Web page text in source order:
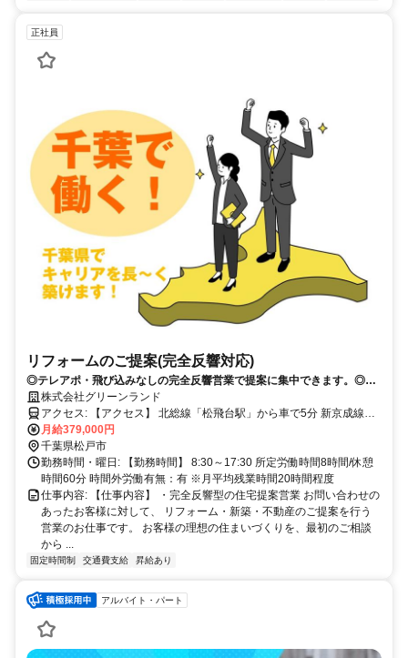
正社員
リフォームのご提案(完全反響対応)
◎テレアポ・飛び込みなしの完全反響営業で提案に集中できます。◎賞
与年4回＆前職給与保証あり！年収UPを目指せる環境です。◎年間休暇
126日以上＆完全週休2日制で働きやすさも充実！
株式会社グリーンランド
アクセス: 【アクセス】 北総線「松飛台駅」から車で5分 新京成線
「くぬぎ山駅」から車で5分 その他にも、新船橋・幕張・松戸・柏・
八千代・四街道・成田にも支店あり
月給379,000円
千葉県松戸市
勤務時間・曜日: 【勤務時間】 8:30～17:30 所定労働時間8時間/休憩
時間60分 時間外労働有無：有 ※月平均残業時間20時間程度
仕事内容: 【仕事内容】 ・完全反響型の住宅提案営業 お問い合わせの
あったお客様に対して、 リフォーム・新築・不動産のご提案を行う
営業のお仕事です。 お客様の理想の住まいづくりを、最初のご相談
から ...
固定時間制 交通費支給 昇給あり
アルバイト・パート